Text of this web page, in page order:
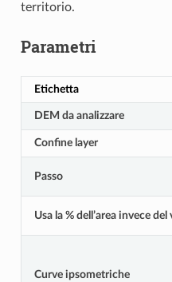
territorio.
Parametri
Etichetta
DEM da analizzare
Confine layer
Passo
Usa la % dell’area invece
Curve ipsometriche